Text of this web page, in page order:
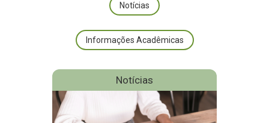
Notícias
Informações Acadêmicas
Notícias